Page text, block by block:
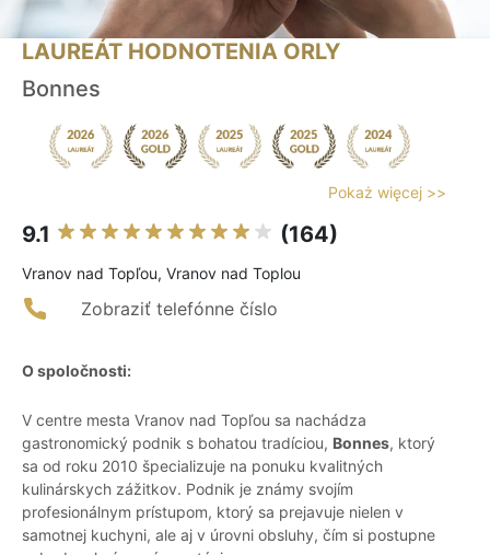
LAUREÁT HODNOTENIA ORLY
Bonnes
Pokaż więcej >>
9.1 (164)
Vranov nad Topľou, Vranov nad Toplou
Zobraziť telefónne číslo
O spoločnosti:
V centre mesta Vranov nad Topľou sa nachádza
gastronomický podnik s bohatou tradíciou, Bonnes, ktorý
sa od roku 2010 špecializuje na ponuku kvalitných
kulinárskych zážitkov. Podnik je známy svojím
profesionálnym prístupom, ktorý sa prejavuje nielen v
samotnej kuchyni, ale aj v úrovni obsluhy, čím si postupne